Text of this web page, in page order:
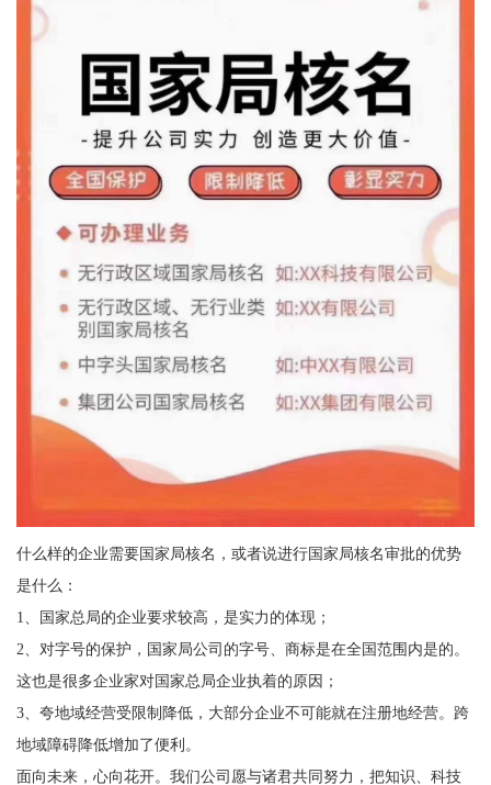
什么样的企业需要国家局核名，或者说进行国家局核名审批的优势
是什么：
1、国家总局的企业要求较高，是实力的体现；
2、对字号的保护，国家局公司的字号、商标是在全国范围内是的。
这也是很多企业家对国家总局企业执着的原因；
3、夸地域经营受限制降低，大部分企业不可能就在注册地经营。跨
地域障碍降低增加了便利。
面向未来，心向花开。我们公司愿与诸君共同努力，把知识、科技